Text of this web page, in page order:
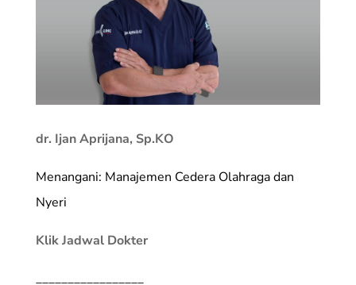
dr. Ijan Aprijana, Sp.KO
Menangani: Manajemen Cedera Olahraga dan
Nyeri
Klik Jadwal Dokter
_________________